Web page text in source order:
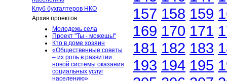
Клуб бухгалтеров НКО
Архив проектов
Молодежь села
Проект "Ты - можешь!"
Кто в доме хозяин
«Общественные советы
– их роль в развитии
новой системы оказания
социальных услуг
населению»
157 158 159
169 170 171
181 182 183
193 194 195